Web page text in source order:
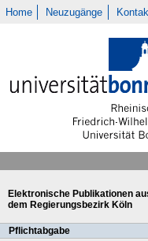
Home Neuzugänge
Elektronische Publikationen
dem Regierungsbezirk Köln
Pflichtabgabe